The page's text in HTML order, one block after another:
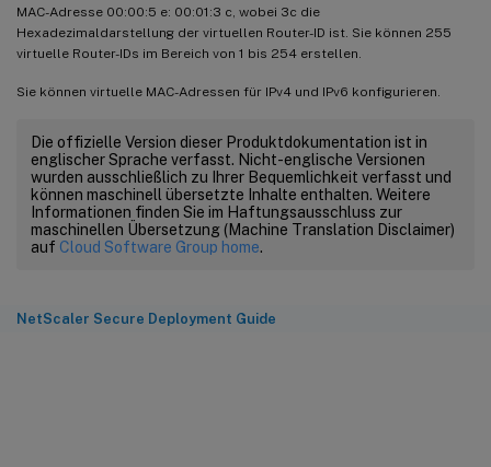
MAC-Adresse 00:00:5 e: 00:01:3 c, wobei 3c die
Hexadezimaldarstellung der virtuellen Router-ID ist. Sie können 255
virtuelle Router-IDs im Bereich von 1 bis 254 erstellen.
Sie können virtuelle MAC-Adressen für IPv4 und IPv6 konfigurieren.
Die offizielle Version dieser Produktdokumentation ist in
englischer Sprache verfasst. Nicht-englische Versionen
wurden ausschließlich zu Ihrer Bequemlichkeit verfasst und
können maschinell übersetzte Inhalte enthalten. Weitere
Informationen finden Sie im Haftungsausschluss zur
maschinellen Übersetzung (Machine Translation Disclaimer)
auf Cloud Software Group home.
NetScaler Secure Deployment Guide